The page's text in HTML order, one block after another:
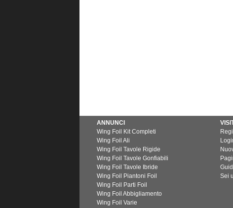
ANNUNCI
Wing Foil Kit Completi
Wing Foil Ali
Wing Foil Tavole Rigide
Wing Foil Tavole Gonfiabili
Wing Foil Tavole Ibride
Wing Foil Piantoni Foil
Wing Foil Parti Foil
Wing Foil Abbigliamento
Wing Foil Varie
Sei